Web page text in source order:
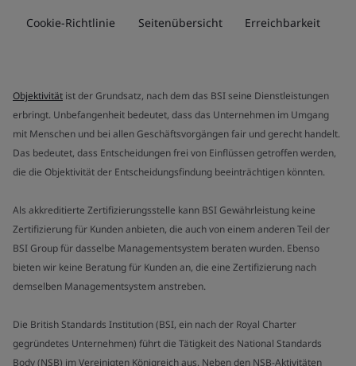
Cookie-Richtlinie Seitenübersicht Erreichbarkeit
Objektivität ist der Grundsatz, nach dem das BSI seine Dienstleistungen
erbringt. Unbefangenheit bedeutet, dass das Unternehmen im Umgang
mit Menschen und bei allen Geschäftsvorgängen fair und gerecht handelt.
Das bedeutet, dass Entscheidungen frei von Einflüssen getroffen werden,
die die Objektivität der Entscheidungsfindung beeinträchtigen könnten.
Als akkreditierte Zertifizierungsstelle kann BSI Gewährleistung keine
Zertifizierung für Kunden anbieten, die auch von einem anderen Teil der
BSI Group für dasselbe Managementsystem beraten wurden. Ebenso
bieten wir keine Beratung für Kunden an, die eine Zertifizierung nach
demselben Managementsystem anstreben.
Die British Standards Institution (BSI, ein nach der Royal Charter
gegründetes Unternehmen) führt die Tätigkeit des National Standards
Body (NSB) im Vereinigten Königreich aus. Neben den NSB-Aktivitäten